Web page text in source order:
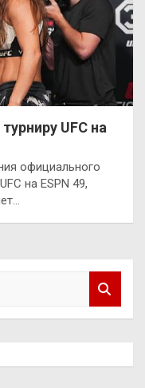
UFC на
официального
на ESPN 49,